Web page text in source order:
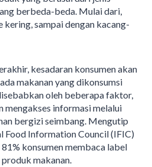
berbeda-beda. Mulai dari,
kering, sampai dengan kacang-
kesadaran konsumen akan
makanan yang dikonsumsi
oleh beberapa faktor,
mengakses informasi melalui
bergizi seimbang. Mengutip
Food Information Council (IFIC)
konsumen membaca label
makanan.